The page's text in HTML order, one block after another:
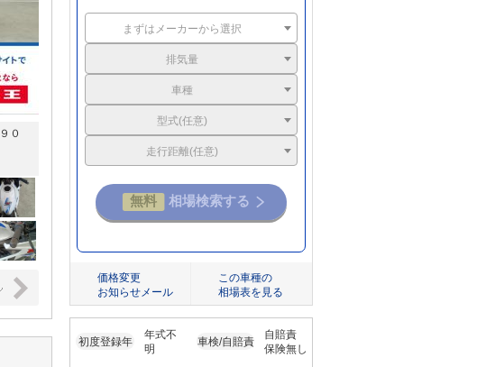
０
まずはメーカーから選択
排気量
車種
型式(任意)
走行距離(任意)
価格変更
お知らせメール
この車種の
相場表を見る
初度登録年
年式不
明
車検/自賠責
自賠責
保険無し